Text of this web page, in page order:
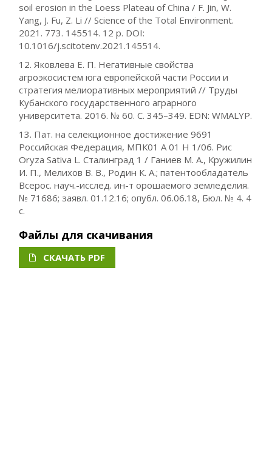
soil erosion in the Loess Plateau of China / F. Jin, W.
Yang, J. Fu, Z. Li // Science of the Total Environment.
2021. 773. 145514. 12 p. DOI:
10.1016/j.scitotenv.2021.145514.
12. Яковлева Е. П. Негативные свойства
агроэкосистем юга европейской части России и
стратегия мелиоративных мероприятий // Труды
Кубанского государственного аграрного
университета. 2016. № 60. С. 345–349. EDN: WMALYP.
13. Пат. на селекционное достижение 9691
Российская Федерация, МПК01 А 01 Н 1/06. Рис
Oryza Sativa L. Сталинград 1 / Ганиев М. А., Кружилин
И. П., Мелихов В. В., Родин К. А.; патентообладатель
Всерос. науч.-исслед. ин-т орошаемого земледелия.
№ 71686; заявл. 01.12.16; опубл. 06.06.18, Бюл. № 4. 4
с.
Файлы для скачивания
СКАЧАТЬ PDF